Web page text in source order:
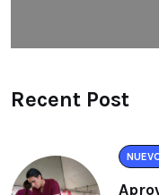
Recent Post